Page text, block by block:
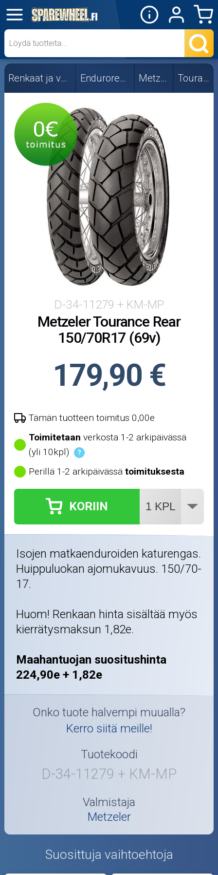
✕
Mopon osat
Skootterin osat
Crossipyörän osat
Moottoripyörän osat
Moottorikelkan osat
Mopoauton osat
Mönkijän osat
Puutarha ja metsä
Ajovarusteet
Nastarenkaat
Öljyt ja kemikaalit
Outlet-tuotteet
Renkaat ja vanteet Endurorenkaat Metzeler Tourance
D-34-11279 + KM-MP
Metzeler Tourance Rear
150/70R17 (69v)
179,90 €
Tämän tuotteen toimitus 0,00e
Toimitetaan verkosta 1-2 arkipäivässä
(yli 10kpl)
?
Perillä 1-2 arkipäivässätoimituksesta
KORIIN
Isojen matkaenduroiden katurengas.
Huippuluokan ajomukavuus. 150/70-
17.
Huom! Renkaan hinta sisältää myös
kierrätysmaksun 1,82e.
Maahantuojan suositushinta
224,90e + 1,82e
Onko tuote halvempi muualla?
Kerro siitä meille!
Tuotekoodi
D-34-11279 + KM-MP
Valmistaja
Metzeler
Suosittuja vaihtoehtoja